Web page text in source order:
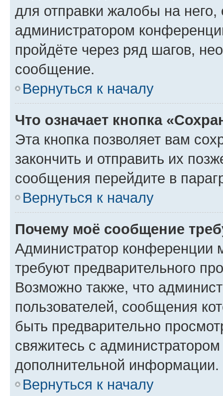
для отправки жалобы на
администратором
пройдёте через ряд шагов,
сообщение.
Вернуться к началу
Что означает кнопка
Эта кнопка позволяет вам
закончить и отправить их
сообщения перейдите в
Вернуться к началу
Почему моё сообщение
Администратор конференции
требуют предварительного
Возможно также, что
пользователей, сообщения
быть предварительно
свяжитесь с
дополнительной информации.
Вернуться к началу